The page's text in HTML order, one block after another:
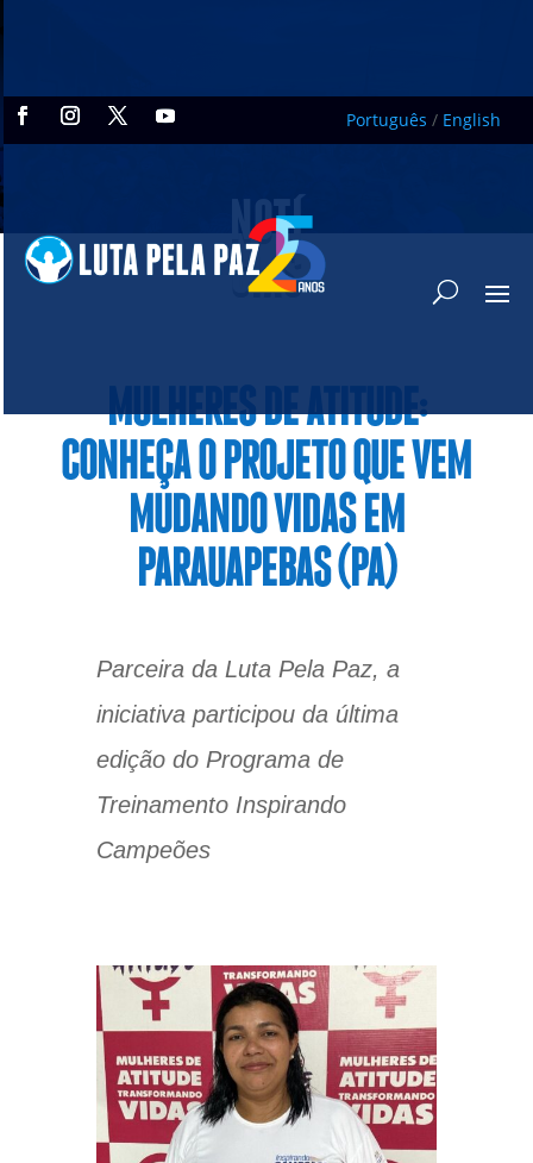
Português / English
NOTÍ
CIAS
MULHERES DE ATITUDE:
CONHEÇA O PROJETO QUE VEM
MUDANDO VIDAS EM
PARAUAPEBAS (PA)
Parceira da Luta Pela Paz, a
iniciativa participou da última
edição do Programa de
Treinamento Inspirando
Campeões